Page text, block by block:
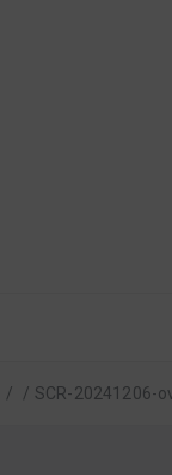
/ / SCR-20241206-